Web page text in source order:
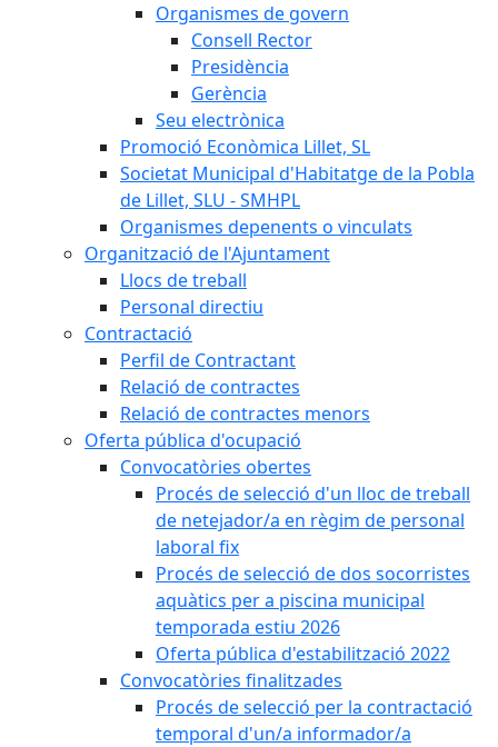
Organismes de govern
Consell Rector
Presidència
Gerència
Seu electrònica
Promoció Econòmica Lillet, SL
Societat Municipal d'Habitatge de la Pobla
de Lillet, SLU - SMHPL
Organismes depenents o vinculats
Organització de l'Ajuntament
Llocs de treball
Personal directiu
Contractació
Perfil de Contractant
Relació de contractes
Relació de contractes menors
Oferta pública d'ocupació
Convocatòries obertes
Procés de selecció d'un lloc de treball
de netejador/a en règim de personal
laboral fix
Procés de selecció de dos socorristes
aquàtics per a piscina municipal
temporada estiu 2026
Oferta pública d'estabilització 2022
Convocatòries finalitzades
Procés de selecció per la contractació
temporal d'un/a informador/a